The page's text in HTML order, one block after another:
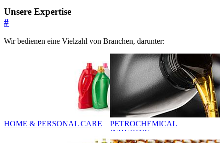
Unsere Expertise
#
Wir bedienen eine Vielzahl von Branchen, darunter:
HOME & PERSONAL CARE
PETROCHEMICAL
INDUSTRY